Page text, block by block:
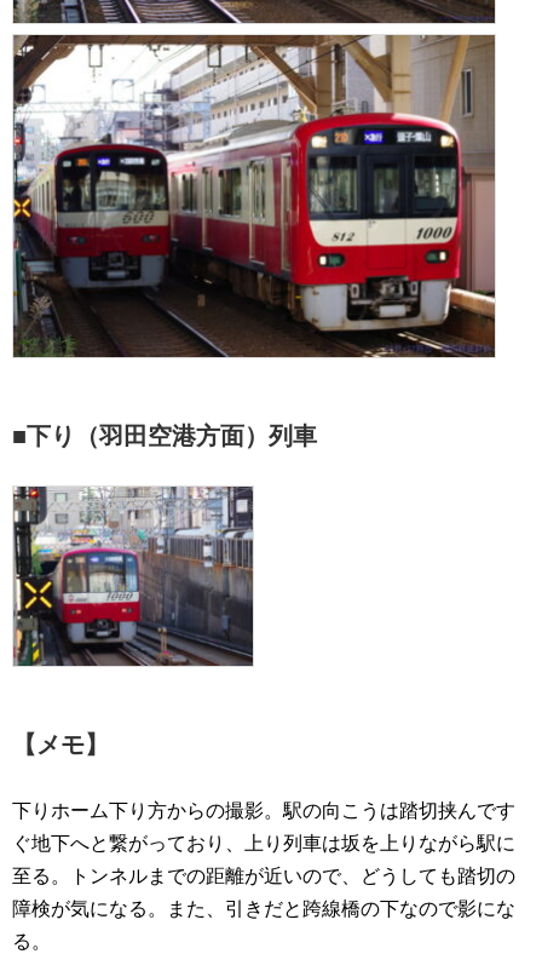
■下り（羽田空港方面）列車
【メモ】
下りホーム下り方からの撮影。駅の向こうは踏切挟んです
ぐ地下へと繋がっており、上り列車は坂を上りながら駅に
至る。トンネルまでの距離が近いので、どうしても踏切の
障検が気になる。また、引きだと跨線橋の下なので影にな
る。